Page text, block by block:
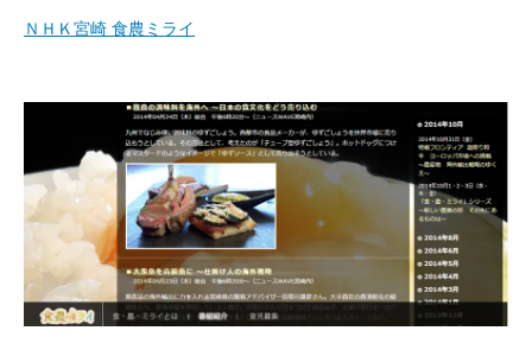
ＮＨＫ宮崎 食農ミライ